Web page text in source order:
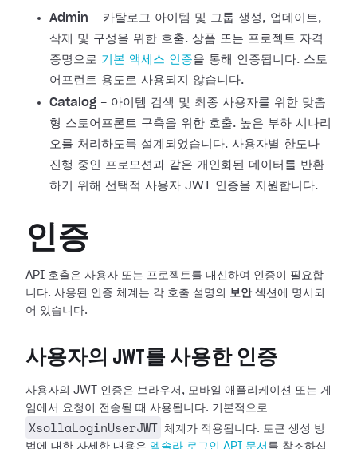
Admin - 카탈로그 아이템 및 그룹 생성, 업데이트,
삭제 및 구성을 위한 호출. 상품 또는 프로젝트 자격
증명으로 기본 액세스 인증을 통해 인증됩니다. 스토
어프런트 용도로 사용되지 않습니다.
Catalog - 아이템 검색 및 최종 사용자를 위한 맞춤
형 스토어프론트 구축을 위한 호출. 높은 부하 시나리
오를 처리하도록 설계되었습니다. 사용자별 한도나
진행 중인 프로모션과 같은 개인화된 데이터를 반환
하기 위해 선택적 사용자 JWT 인증을 지원합니다.
인증
API 호출은 사용자 또는 프로젝트를 대신하여 인증이 필요합
니다. 사용된 인증 체계는 각 호출 설명의 보안섹션에 명시되
어 있습니다.
사용자의 JWT를 사용한 인증
사용자의 JWT 인증은 브라우저, 모바일 애플리케이션 또는 게
임에서 요청이 전송될 때 사용됩니다. 기본적으로
XsollaLoginUserJWT 체계가 적용됩니다. 토큰 생성 방
법에 대한 자세한 내용은 엑솔라 로그인 API 문서 를 참조하십